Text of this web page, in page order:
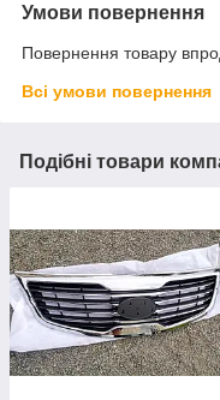
Умови повернення
Повернення товару
Всі умови повернення
Подібні товари